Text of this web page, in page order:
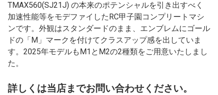
TMAX560(SJ21J) の本来のポテンシャルを引き出すべく
加速性能等をモデファイしたRC甲子園コンプリートマシ
ンです。外観はスタンダードのまま、エンブレムにゴール
ドの「M」マークを付けてクラスアップ感を出していま
す。2025年モデルもM1とM2の2種類をご用意いたしまし
た。
詳しくは当店までお問い合わせください。